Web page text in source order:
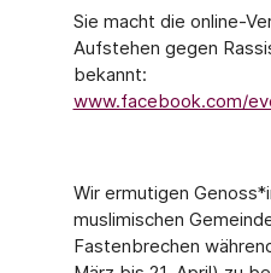
Sie macht die online-
Aufstehen gegen
bekannt:
www.facebook.com/
Wir ermutigen
muslimischen
Fastenbrechen